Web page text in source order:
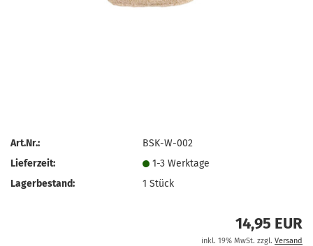
Art.Nr.:
BSK-W-002
Lieferzeit:
1-3 Werktage
Lagerbestand:
1Stück
14,95 EUR
inkl. 19% MwSt. zzgl. Versand